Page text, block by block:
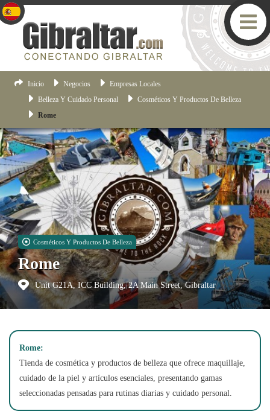
Inicio Negocios
Empresas Locales
Belleza Y Cuidado Personal
Cosméticos Y Productos De Belleza
Rome
Cosméticos Y Productos De Belleza
Rome
Unit G21A, ICC Building, 2A Main Street, Gibraltar
Rome:
Tienda de cosmética y productos de belleza que ofrece maquillaje,
cuidado de la piel y artículos esenciales, presentando gamas
seleccionadas pensadas para rutinas diarias y cuidado personal.